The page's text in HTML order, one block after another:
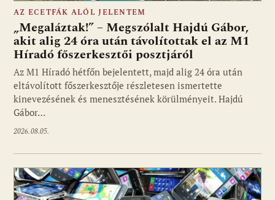
Fotó: media1.hu
AZ ECETFÁK ALÓL JELENTEM
„Megaláztak!” – Megszólalt Hajdú Gábor,
akit alig 24 óra után távolítottak el az M1
Híradó főszerkesztői posztjáról
Az M1 Híradó hétfőn bejelentett, majd alig 24 óra után
eltávolított főszerkesztője részletesen ismertette
kinevezésének és menesztésének körülményeit. Hajdú
Gábor…
2026.08.05.